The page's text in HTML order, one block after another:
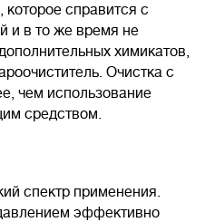
справится с
и в то же время не
химикатов,
Очистка с
чем использование
средством.
спектр применения.
эффективно